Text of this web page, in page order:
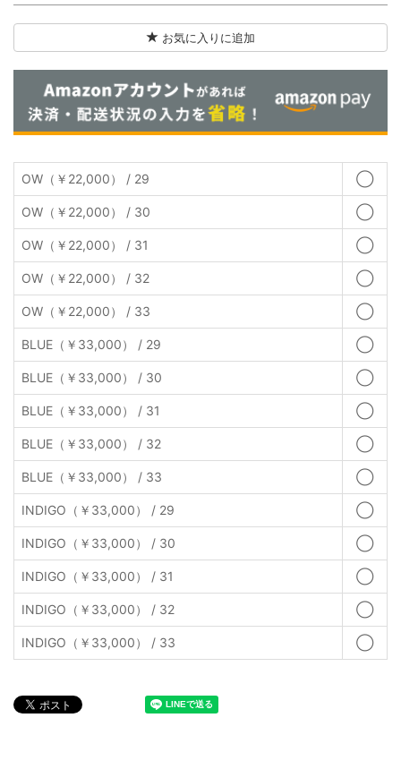
お気に入りに追加
OW（￥22,000） / 29 ◯
OW（￥22,000） / 30 ◯
OW（￥22,000） / 31 ◯
OW（￥22,000） / 32 ◯
OW（￥22,000） / 33 ◯
BLUE（￥33,000） / 29 ◯
BLUE（￥33,000） / 30 ◯
BLUE（￥33,000） / 31 ◯
BLUE（￥33,000） / 32 ◯
BLUE（￥33,000） / 33 ◯
INDIGO（￥33,000） / 29 ◯
INDIGO（￥33,000） / 30 ◯
INDIGO（￥33,000） / 31 ◯
INDIGO（￥33,000） / 32 ◯
INDIGO（￥33,000） / 33 ◯